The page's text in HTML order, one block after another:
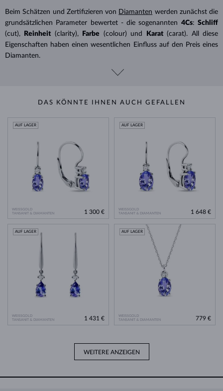
Beim Schätzen und Zertifizieren von Diamanten werden zunächst die
grundsätzlichen Parameter bewertet - die sogenannten 4Cs: Schliff
(cut),
Reinheit (clarity), Farbe (colour) und Karat (carat). All diese
Eigenschaften haben einen wesentlichen Einfluss auf den Preis eines
Diamanten.
DAS KÖNNTE IHNEN AUCH GEFALLEN
WEISSGOLD
TANSANIT & DIAMANTEN
AUF LAGER
1 300 €
WEISSGOLD
TANSANIT & DIAMANTEN
AUF LAGER
1 648 €
WEISSGOLD
TANSANIT & DIAMANTEN
AUF LAGER
1 431 €
WEISSGOLD
TANSANIT & DIAMANTEN
AUF LAGER
779 €
WEITERE ANZEIGEN